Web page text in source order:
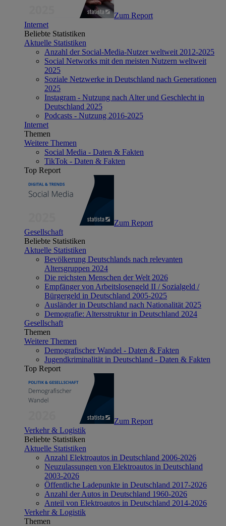
Zum Report
Internet
Beliebte Statistiken
Aktuelle Statistiken
Anzahl der Social-Media-Nutzer weltweit 2012-2025
Social Networks mit den meisten Nutzern weltweit
2025
Soziale Netzwerke in Deutschland nach Generationen
2025
Instagram - Nutzung nach Alter und Geschlecht in
Deutschland 2025
Podcasts - Nutzung 2016-2025
Internet
Themen
Weitere Themen
Social Media - Daten & Fakten
TikTok - Daten & Fakten
Top Report
Zum Report
Gesellschaft
Beliebte Statistiken
Aktuelle Statistiken
Bevölkerung Deutschlands nach relevanten
Altersgruppen 2024
Die reichsten Menschen der Welt 2026
Empfänger von Arbeitslosengeld II / Sozialgeld /
Bürgergeld in Deutschland 2005-2025
Ausländer in Deutschland nach Nationalität 2025
Demografie: Altersstruktur in Deutschland 2024
Gesellschaft
Themen
Weitere Themen
Demografischer Wandel - Daten & Fakten
Jugendkriminalität in Deutschland - Daten & Fakten
Top Report
Zum Report
Verkehr & Logistik
Beliebte Statistiken
Aktuelle Statistiken
Anzahl Elektroautos in Deutschland 2006-2026
Neuzulassungen von Elektroautos in Deutschland
2003-2026
Öffentliche Ladepunkte in Deutschland 2017-2026
Anzahl der Autos in Deutschland 1960-2026
Anteil von Elektroautos in Deutschland 2014-2026
Verkehr & Logistik
Themen